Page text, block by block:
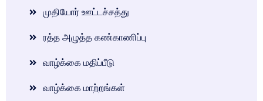
முதியோர் ஊட்டச்சத்து
ரத்த அழுத்த கண்காணிப்பு
வாழ்க்கை மதிப்பீடு
வாழ்க்கை மாற்றங்கள்